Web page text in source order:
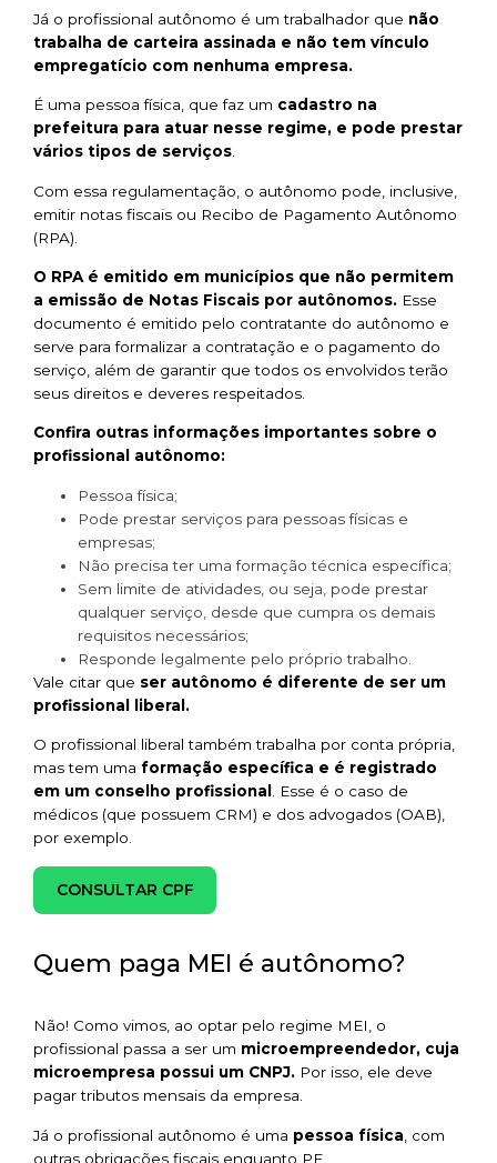
Já o profissional autônomo é um trabalhador que não
trabalha de carteira assinada e não tem vínculo
empregatício com nenhuma empresa.
É uma pessoa física, que faz um cadastro na
prefeitura para atuar nesse regime, e pode prestar
vários tipos de serviços.
Com essa regulamentação, o autônomo pode, inclusive,
emitir notas fiscais ou Recibo de Pagamento Autônomo
(RPA).
O RPA é emitido em municípios que não permitem
a emissão de Notas Fiscais por autônomos. Esse
documento é emitido pelo contratante do autônomo e
serve para formalizar a contratação e o pagamento do
serviço, além de garantir que todos os envolvidos terão
seus direitos e deveres respeitados.
Confira outras informações importantes sobre o
profissional autônomo:
Pessoa física;
Pode prestar serviços para pessoas físicas e
empresas;
Não precisa ter uma formação técnica específica;
Sem limite de atividades, ou seja, pode prestar
qualquer serviço, desde que cumpra os demais
requisitos necessários;
Responde legalmente pelo próprio trabalho.
Vale citar que ser autônomo é diferente de ser um
profissional liberal.
O profissional liberal também trabalha por conta própria,
mas tem uma formação específica e é registrado
em um conselho profissional . Esse é o caso de
médicos (que possuem CRM) e dos advogados (OAB),
por exemplo.
CONSULTAR CPF
Quem paga MEI é autônomo?
Não! Como vimos, ao optar pelo regime MEI, o
profissional passa a ser um microempreendedor, cuja
microempresa possui um CNPJ. Por isso, ele deve
pagar tributos mensais da empresa.
Já o profissional autônomo é uma pessoa física , com
outras obrigações fiscais enquanto PF.